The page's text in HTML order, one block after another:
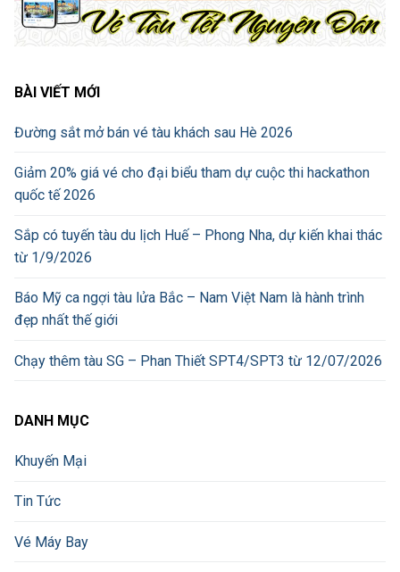
BÀI VIẾT MỚI
Đường sắt mở bán vé tàu khách sau Hè 2026
Giảm 20% giá vé cho đại biểu tham dự cuộc thi hackathon
quốc tế 2026
Sắp có tuyến tàu du lịch Huế – Phong Nha, dự kiến khai thác
từ 1/9/2026
Báo Mỹ ca ngợi tàu lửa Bắc – Nam Việt Nam là hành trình
đẹp nhất thế giới
Chạy thêm tàu SG – Phan Thiết SPT4/SPT3 từ 12/07/2026
DANH MỤC
Khuyến Mại
Tin Tức
Vé Máy Bay